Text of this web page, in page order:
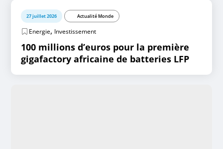
27 juillet 2026 Actualité Monde
Energie, Investissement
100 millions d’euros pour la première
gigafactory africaine de batteries LFP